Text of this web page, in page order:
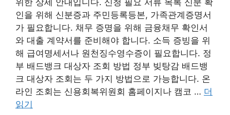
위한 상세 안내입니다. 신청 필요 서류 목록 신분 확
인을 위해 신분증과 주민등록등본, 가족관계증명서
가 필요합니다. 채무 증명을 위해 금융채무 확인서
와 대출 계약서를 준비해야 합니다. 소득 증빙을 위
해 급여명세서나 원천징수영수증이 필요합니다. 정
부 배드뱅크 대상자 조회 방법 정부 빚탕감 배드뱅
크 대상자 조회는 두 가지 방법으로 가능합니다. 온
라인 조회는 신용회복위원회 홈페이지나 캠코 … 더
읽기